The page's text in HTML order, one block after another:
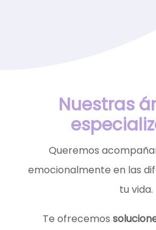
Nuestras
Queremos
emocionalmente en las
tu vida.
Te ofrecemos